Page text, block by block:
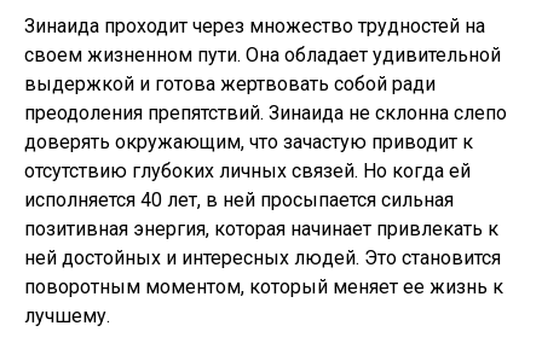
Зинаида проходит через множество трудностей на
своем жизненном пути. Она обладает удивительной
выдержкой и готова жертвовать собой ради
преодоления препятствий. Зинаида не склонна слепо
доверять окружающим, что зачастую приводит к
отсутствию глубоких личных связей. Но когда ей
исполняется 40 лет, в ней просыпается сильная
позитивная энергия, которая начинает привлекать к
ней достойных и интересных людей. Это становится
поворотным моментом, который меняет ее жизнь к
лучшему.